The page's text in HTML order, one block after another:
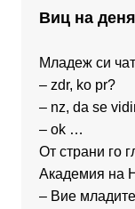
Виц на
Младеж си
– zdr, ko pr?
– nz, da se
– ok …
От страни го
Академия на
– Вие